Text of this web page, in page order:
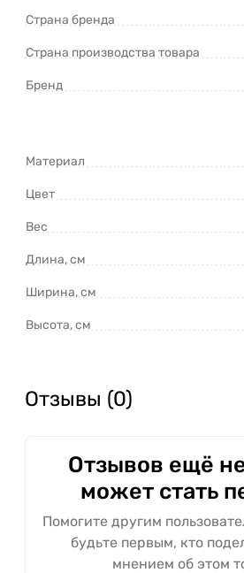
Страна бренда
Страна производства товара
Бренд
Материал
Цвет
Вес
Длина, см
Ширина, см
Высота, см
Отзывы (0)
Отзывов ещё
может стать
Помогите другим
будьте первым, кто
мнением об этом